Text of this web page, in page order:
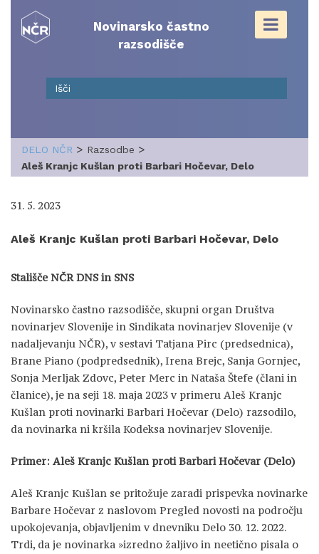
content
Novinarsko častno
razsodišče
DELO NČR > Razsodbe >
Aleš Kranjc Kušlan proti Barbari Hočevar, Delo
31. 5. 2023
Aleš Kranjc Kušlan proti Barbari Hočevar, Delo
Stališče NČR DNS in SNS
Novinarsko častno razsodišče, skupni organ Društva
novinarjev Slovenije in Sindikata novinarjev Slovenije (v
nadaljevanju NČR), v sestavi Tatjana Pirc (predsednica),
Brane Piano (podpredsednik), Irena Brejc, Sanja Gornjec,
Sonja Merljak Zdovc, Peter Merc in Nataša Štefe (člani in
članice), je na seji 18. maja 2023 v primeru Aleš Kranjc
Kušlan proti novinarki Barbari Hočevar (Delo) razsodilo,
da novinarka ni kršila Kodeksa novinarjev Slovenije.
Primer: Aleš Kranjc Kušlan proti Barbari Hočevar (Delo)
Aleš Kranjc Kušlan se pritožuje zaradi prispevka novinarke
Barbare Hočevar z naslovom Pregled novosti na področju
upokojevanja, objavljenim v dnevniku Delo 30. 12. 2022.
Trdi, da je novinarka »izredno žaljivo in neetično pisala o